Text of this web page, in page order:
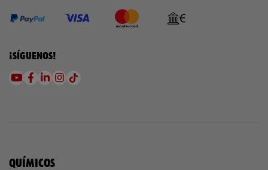
¡SÍGUENOS!
QUÍMICOS